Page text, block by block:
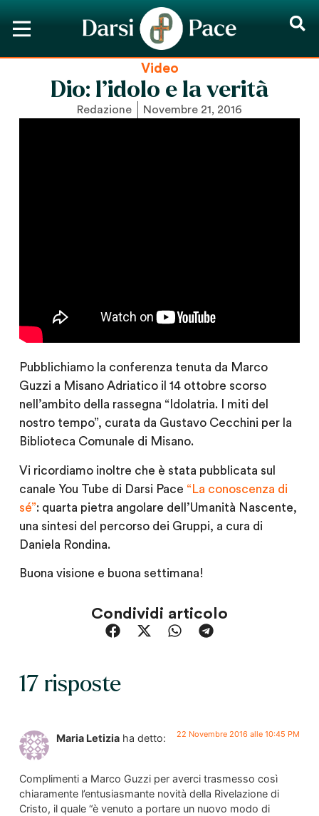
Video
Dio: l’idolo e la verità
Redazione Novembre 21, 2016
Pubblichiamo la conferenza tenuta da Marco
Guzzi a Misano Adriatico il 14 ottobre scorso
nell’ambito della rassegna “Idolatria. I miti del
nostro tempo”, curata da Gustavo Cecchini per la
Biblioteca Comunale di Misano.
Vi ricordiamo inoltre che è stata pubblicata sul
canale You Tube di Darsi Pace “La conoscenza di
sé”: quarta pietra angolare dell’Umanità Nascente,
una sintesi del percorso dei Gruppi, a cura di
Daniela Rondina.
Buona visione e buona settimana!
Condividi articolo
17 risposte
Maria Letizia ha detto: 22 Novembre 2016 alle 10:45 PM
Complimenti a Marco Guzzi per averci trasmesso così
chiaramente l’entusiasmante novità della Rivelazione di
Cristo, il quale “è venuto a portare un nuovo modo di